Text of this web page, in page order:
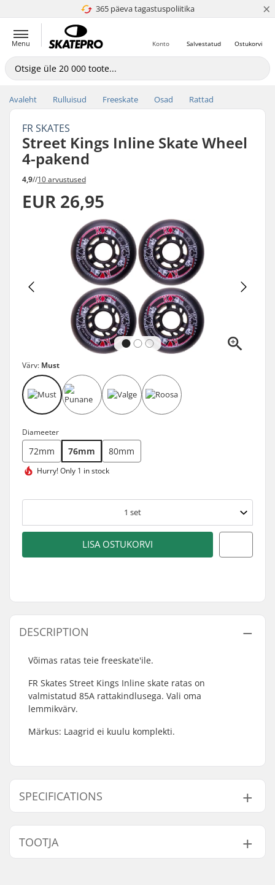
365 päeva tagastuspoliitika
4.8 paljaks 5 ×
Menu Ostukorvi
Salvestatud
Konto
Avaleht Rulluisud Freeskate Osad Rattad
FR SKATES
Street Kings Inline Skate Wheel
4-pakend
4,9//10 arvustused
EUR 26,95
Värv: Must
Diameeter
72mm 76mm 80mm
Hurry!Only 1 in stock
1 set
LISA OSTUKORVI
DESCRIPTION
Võimas ratas teie freeskate'ile.
FR Skates Street Kings Inline skate ratas on
valmistatud 85A rattakindlusega. Vali oma
lemmikvärv.
Märkus: Laagrid ei kuulu komplekti.
SPECIFICATIONS
Ratta läbimõõt:
72mm, 76mm, 80mm
Ratta kõvadus:
Laagrid:
Not included
TOOTJA